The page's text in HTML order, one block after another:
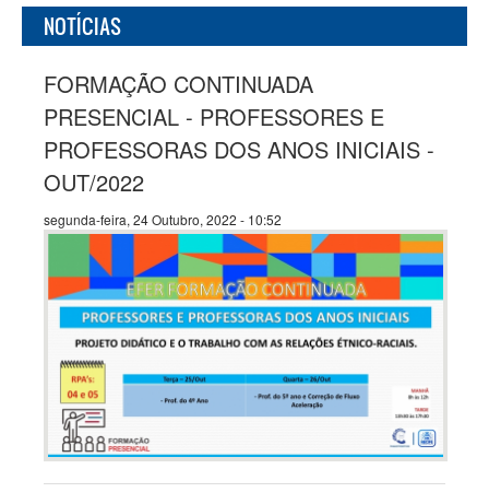
NOTÍCIAS
FORMAÇÃO CONTINUADA
PRESENCIAL - PROFESSORES E
PROFESSORAS DOS ANOS INICIAIS -
OUT/2022
segunda-feira, 24 Outubro, 2022 - 10:52